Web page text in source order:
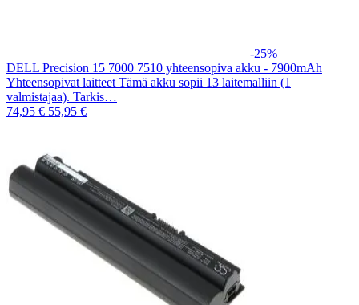
-25%
DELL Precision 15 7000 7510 yhteensopiva akku - 7900mAh
Yhteensopivat laitteet Tämä akku sopii 13 laitemalliin (1
valmistajaa). Tarkis…
74,95 € 55,95 €